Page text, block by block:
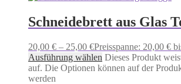
Schneidebrett aus Glas
20,00 € – 25,00 €Preisspanne: 20,00 €
Ausführung wählen Dieses Produkt
auf. Die Optionen können auf der
werden